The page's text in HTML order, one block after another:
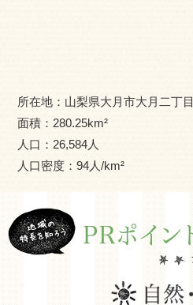
このサイトを通じて、大月市の
ルして参ります。
所在地： 山梨県大月市大月二丁
面積： 280.25km²
人口： 26,584人
人口密度：94人/km²